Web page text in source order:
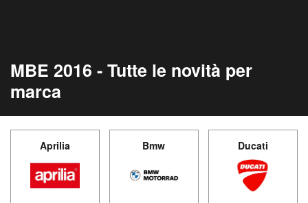
MBE 2016 - Tutte le novità per
marca
Aprilia Bmw Ducati